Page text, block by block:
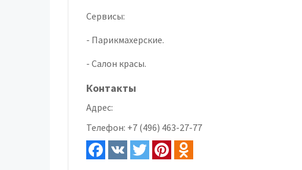
Сервисы:
- Парикмахерские.
- Салон красы.
Контакты
Адрес:
Телефон: +7 (496) 463-27-77